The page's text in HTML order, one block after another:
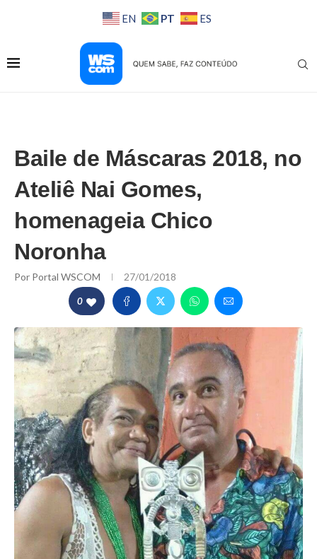
EN PT ES
Baile de Máscaras 2018, no
Ateliê Nai Gomes,
homenageia Chico
Noronha
Por Portal WSCOM 27/01/2018
0